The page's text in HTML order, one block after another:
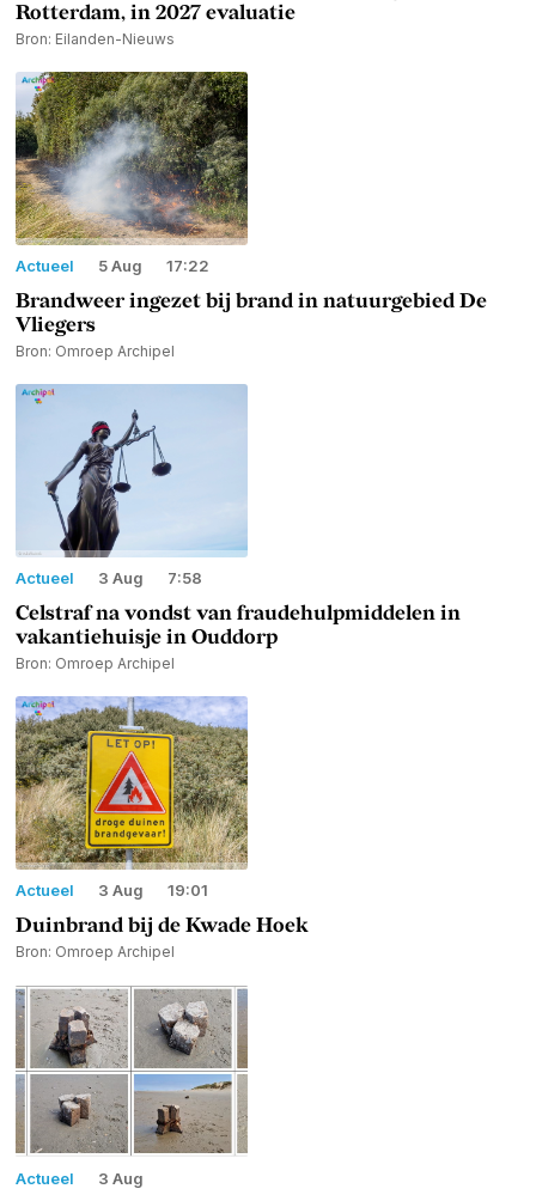
Rotterdam, in 2027 evaluatie
Bron: Eilanden-Nieuws
Actueel 5 Aug 17:22
Brandweer ingezet bij brand in natuurgebied De
Vliegers
Bron: Omroep Archipel
Actueel 3 Aug 7:58
Celstraf na vondst van fraudehulpmiddelen in
vakantiehuisje in Ouddorp
Bron: Omroep Archipel
Actueel 3 Aug 19:01
Duinbrand bij de Kwade Hoek
Bron: Omroep Archipel
Actueel 3 Aug